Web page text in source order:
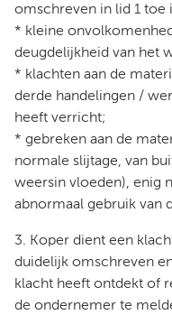
omschreven in lid 1 toe
* kleine
deugdelijkheid van het
* klachten aan de
derde handelingen /
heeft verricht;
* gebreken aan de
normale slijtage, van
weersin vloeden), enig
abnormaal gebruik van
3. Koper dient een
duidelijk omschreven
klacht heeft ontdekt of
de ondernemer te